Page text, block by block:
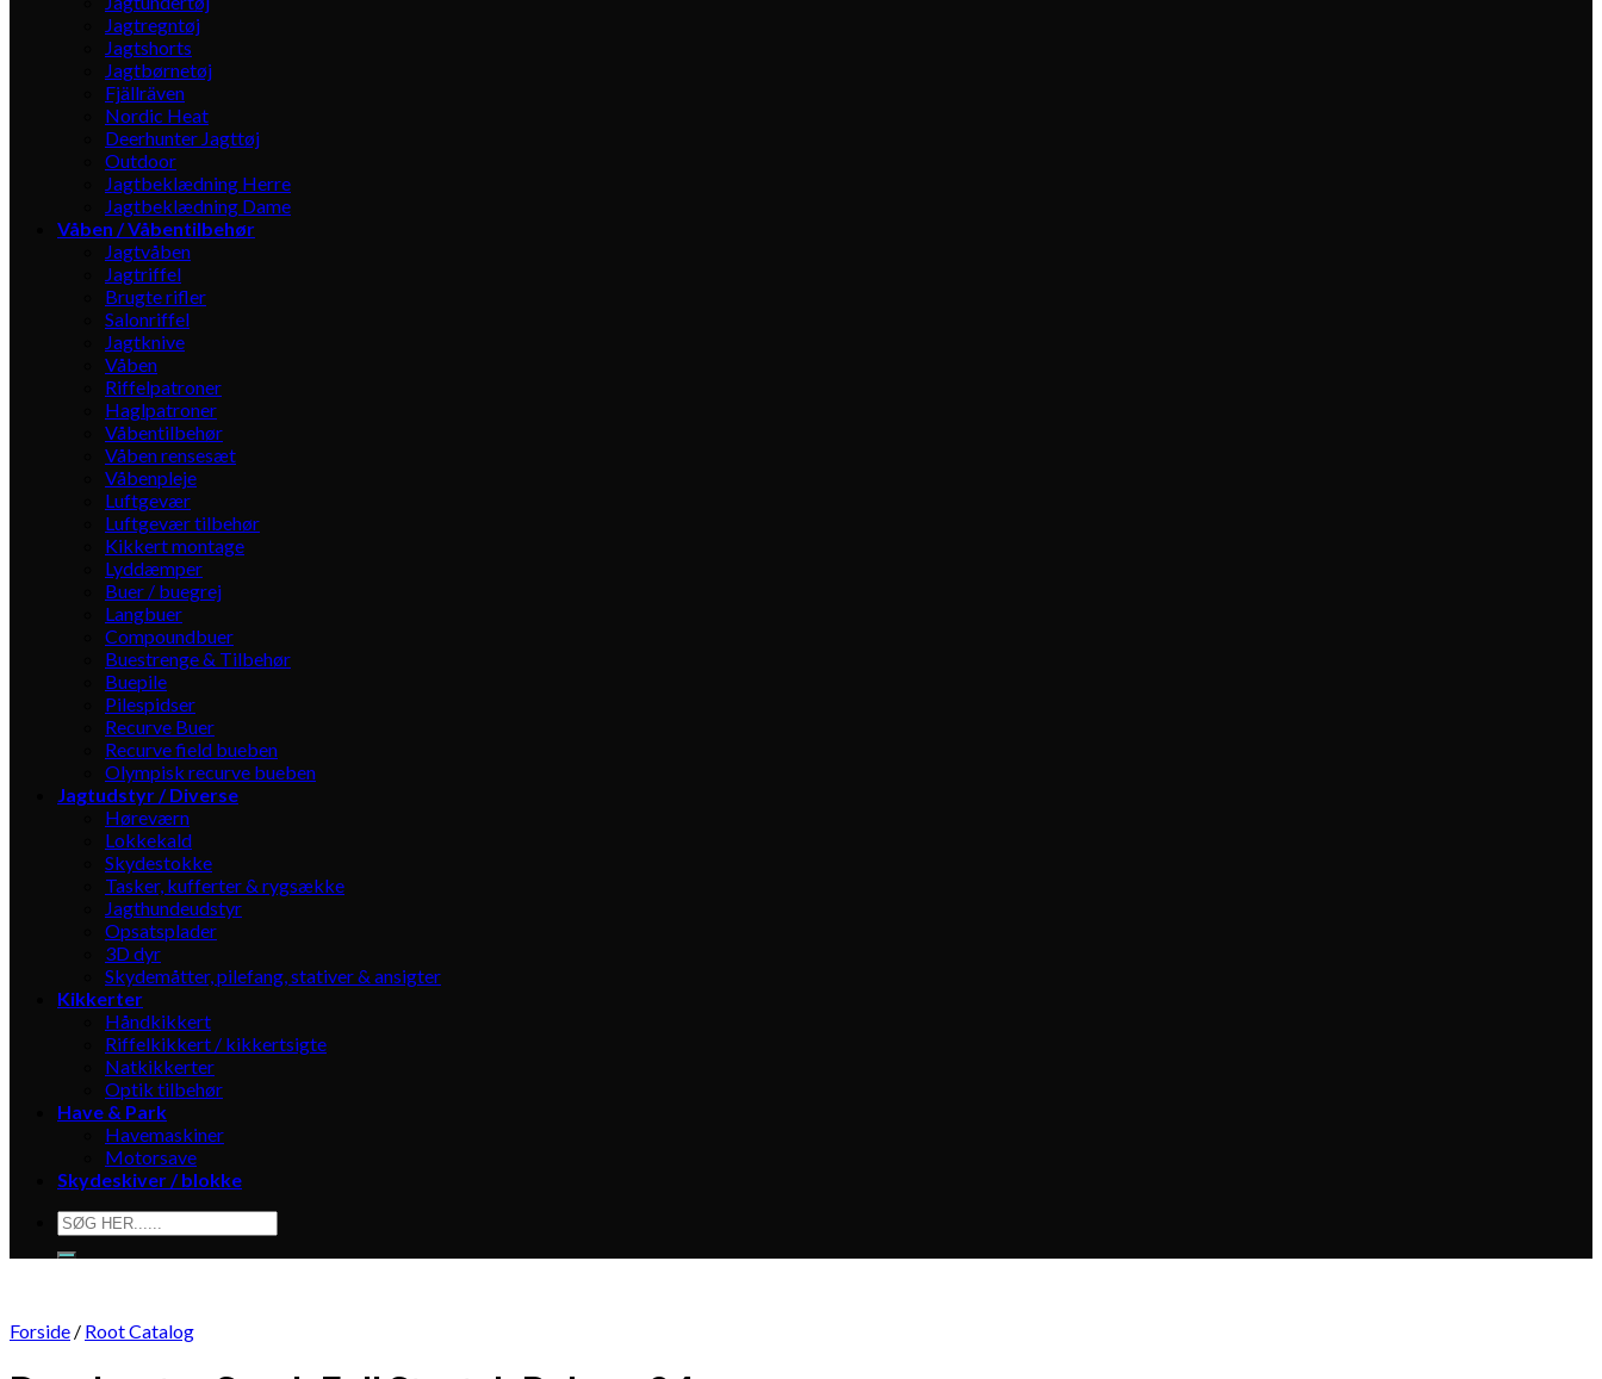
Jagtregntøj
Jagtshorts
Jagtbørnetøj
Fjällräven
Nordic Heat
Deerhunter Jagttøj
Outdoor
Jagtbeklædning Herre
Jagtbeklædning Dame
Våben / Våbentilbehør
Jagtvåben
Jagtriffel
Brugte rifler
Salonriffel
Jagtknive
Våben
Riffelpatroner
Haglpatroner
Våbentilbehør
Våben rensesæt
Våbenpleje
Luftgevær
Luftgevær tilbehør
Kikkert montage
Lyddæmper
Buer / buegrej
Langbuer
Compoundbuer
Buestrenge & Tilbehør
Buepile
Pilespidser
Recurve Buer
Recurve field bueben
Olympisk recurve bueben
Jagtudstyr / Diverse
Høreværn
Lokkekald
Skydestokke
Tasker, kufferter & rygsække
Jagthundeudstyr
Opsatsplader
3D dyr
Skydemåtter, pilefang, stativer & ansigter
Kikkerter
Håndkikkert
Riffelkikkert / kikkertsigte
Natkikkerter
Optik tilbehør
Have & Park
Havemaskiner
Motorsave
Skydeskiver / blokke
Søg
efter:
Forside / Root Catalog